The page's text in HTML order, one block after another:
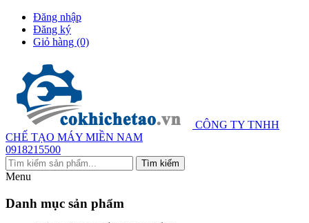
Đăng nhập
Đăng ký
Giỏ hàng (0)
CÔNG TY TNHH
CHẾ TẠO MÁY MIỀN NAM
0918215500
Menu
Danh mục sản phẩm